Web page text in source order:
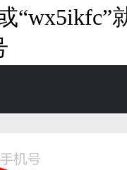
“wx5ikfc”